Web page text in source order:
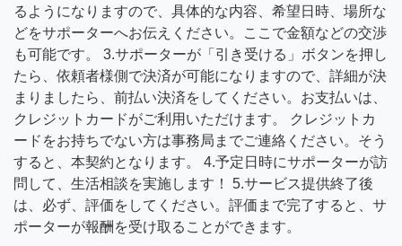
るようになりますので、具体的な内容、希望日時、場所な
どをサポーターへお伝えください。ここで金額などの交渉
も可能です。 3.サポーターが「引き受ける」ボタンを押し
たら、依頼者様側で決済が可能になりますので、詳細が決
まりましたら、前払い決済をしてください。お支払いは、
クレジットカードがご利用いただけます。 クレジットカ
ードをお持ちでない方は事務局までご連絡ください。そう
すると、本契約となります。 4.予定日時にサポーターが訪
問して、生活相談を実施します！ 5.サービス提供終了後
は、必ず、評価をしてください。評価まで完了すると、サ
ポーターが報酬を受け取ることができます。